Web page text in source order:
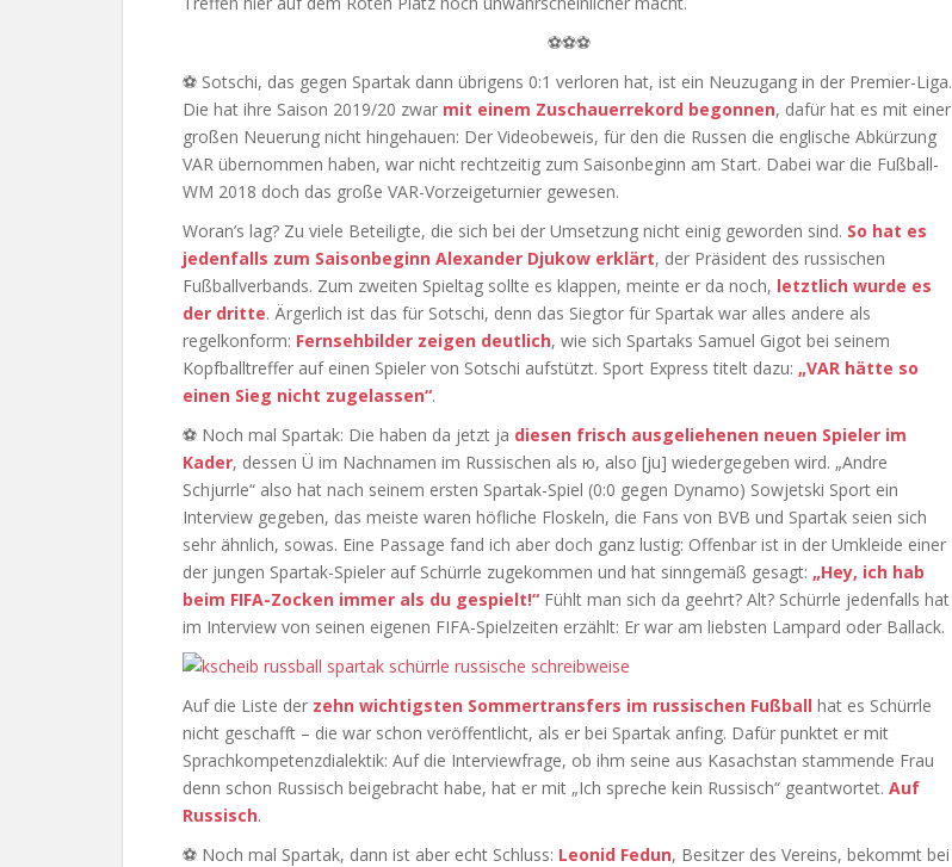
⚽⚽⚽
⚽ Sotschi, das gegen Spartak dann übrigens 0:1 verloren hat, ist ein Neuzugang in der Premier-Liga.
Die hat ihre Saison 2019/20 zwar mit einem Zuschauerrekord begonnen, dafür hat es mit einer
großen Neuerung nicht hingehauen: Der Videobeweis, für den die Russen die englische Abkürzung
VAR übernommen haben, war nicht rechtzeitig zum Saisonbeginn am Start. Dabei war die Fußball-
WM 2018 doch das große VAR-Vorzeigeturnier gewesen.
Woran’s lag? Zu viele Beteiligte, die sich bei der Umsetzung nicht einig geworden sind. So hat es
jedenfalls zum Saisonbeginn Alexander Djukow erklärt, der Präsident des russischen
Fußballverbands. Zum zweiten Spieltag sollte es klappen, meinte er da noch, letztlich wurde es
der dritte. Ärgerlich ist das für Sotschi, denn das Siegtor für Spartak war alles andere als
regelkonform: Fernsehbilder zeigen deutlich, wie sich Spartaks Samuel Gigot bei seinem
Kopfballtreffer auf einen Spieler von Sotschi aufstützt. Sport Express titelt dazu: „VAR hätte so
einen Sieg nicht zugelassen“.
⚽ Noch mal Spartak: Die haben da jetzt ja diesen frisch ausgeliehenen neuen Spieler im
Kader, dessen Ü im Nachnamen im Russischen als ю, also [ju] wiedergegeben wird. „Andre
Schjurrle“ also hat nach seinem ersten Spartak-Spiel (0:0 gegen Dynamo) Sowjetski Sport ein
Interview gegeben, das meiste waren höfliche Floskeln, die Fans von BVB und Spartak seien sich
sehr ähnlich, sowas. Eine Passage fand ich aber doch ganz lustig: Offenbar ist in der Umkleide einer
der jungen Spartak-Spieler auf Schürrle zugekommen und hat sinngemäß gesagt: „Hey, ich hab
beim FIFA-Zocken immer als du gespielt!“ Fühlt man sich da geehrt? Alt? Schürrle jedenfalls hat
im Interview von seinen eigenen FIFA-Spielzeiten erzählt: Er war am liebsten Lampard oder Ballack.
Auf die Liste der zehn wichtigsten Sommertransfers im russischen Fußball hat es Schürrle
nicht geschafft – die war schon veröffentlicht, als er bei Spartak anfing. Dafür punktet er mit
Sprachkompetenzdialektik: Auf die Interviewfrage, ob ihm seine aus Kasachstan stammende Frau
denn schon Russisch beigebracht habe, hat er mit „Ich spreche kein Russisch“ geantwortet. Auf
Russisch.
⚽ Noch mal Spartak, dann ist aber echt Schluss: Leonid Fedun, Besitzer des Vereins, bekommt bei